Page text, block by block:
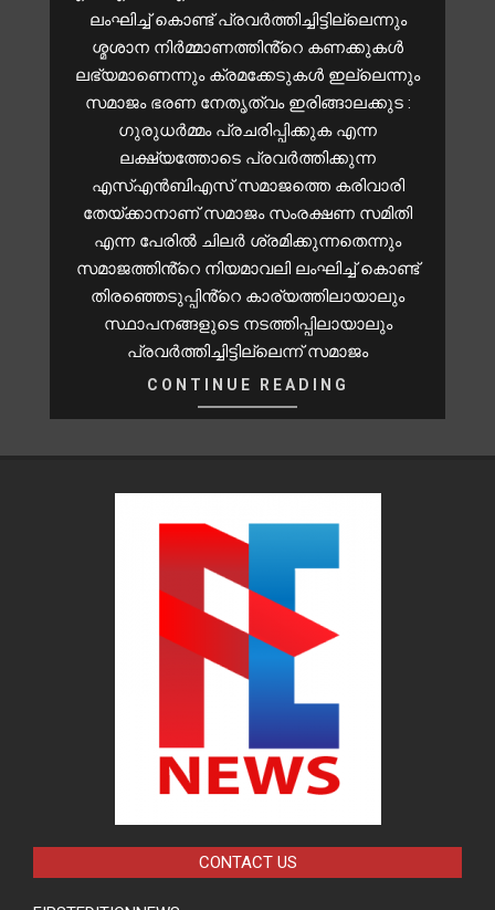
ലംഘിച്ച് കൊണ്ട് പ്രവർത്തിച്ചിട്ടില്ലെന്നും
ശ്മശാന നിർമ്മാണത്തിൻ്റെ കണക്കുകൾ
ലഭ്യമാണെന്നും ക്രമക്കേടുകൾ ഇല്ലെന്നും
സമാജം ഭരണ നേതൃത്വം ഇരിങ്ങാലക്കുട :
ഗുരുധർമ്മം പ്രചരിപ്പിക്കുക എന്ന
ലക്ഷ്യത്തോടെ പ്രവർത്തിക്കുന്ന
എസ്എൻബിഎസ് സമാജത്തെ കരിവാരി
തേയ്ക്കാനാണ് സമാജം സംരക്ഷണ സമിതി
എന്ന പേരിൽ ചിലർ ശ്രമിക്കുന്നതെന്നും
സമാജത്തിൻ്റെ നിയമാവലി ലംഘിച്ച് കൊണ്ട്
തിരഞ്ഞെടുപ്പിൻ്റെ കാര്യത്തിലായാലും
സ്ഥാപനങ്ങളുടെ നടത്തിപ്പിലായാലും
പ്രവർത്തിച്ചിട്ടില്ലെന്ന് സമാജം
CONTINUE READING
CONTACT US